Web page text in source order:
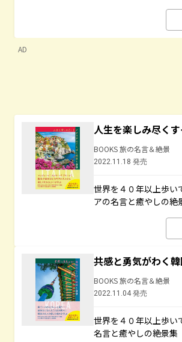
AD
人生を楽しみ尽く
BOOKS 旅の名言＆絶景
2022.11.18 発売
世界を４０年以上歩い
アの名言と癒やしの絶
共感と勇気がわく
BOOKS 旅の名言＆絶景
2022.11.04 発売
世界を４０年以上歩い
名言と癒やしの絶景集